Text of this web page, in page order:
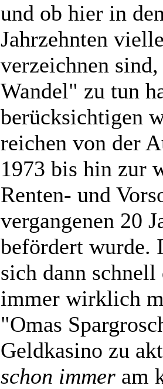
und ob hier in
Jahrzehnten
verzeichnen
Wandel" zu tun
berücksichtigen
reichen von der
1973 bis hin zur
Renten- und
vergangenen 20
befördert wurde.
sich dann
immer wirklich
"Omas
Geldkasino zu
schon immer am